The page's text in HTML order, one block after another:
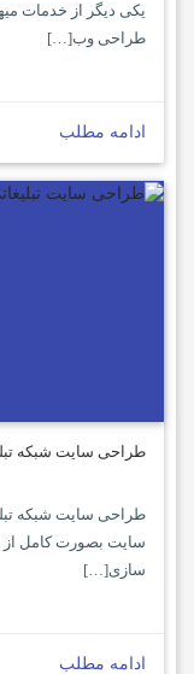
یکی دیگر از خدمات
طراحی وب[…]
ادامه مطلب
طراحی سایت شبکه
طراحی سایت شبکه
سایت بصورت کامل از
سازی[…]
ادامه مطلب